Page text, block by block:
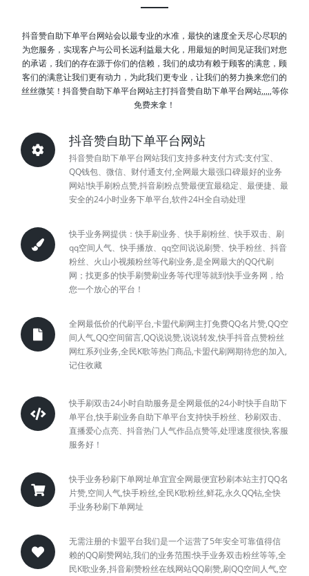
抖音赞自助下单平台网站会以最专业的水准，最快的速度全天尽心尽职的
为您服务，实现客户与公司长远利益最大化，用最短的时间见证我们对您
的承诺，我们的存在源于你们的信赖，我们的成功有赖于顾客的满意，顾
客们的满意让我们更有动力，为此我们更专业，让我们的努力换来您们的
丝丝微笑！抖音赞自助下单平台网站主打抖音赞自助下单平台网站,,,,,等你
免费来拿！
抖音赞自助下单平台网站
抖音赞自助下单平台网站我们支持多种支付方式:支付宝、
QQ钱包、微信、财付通支付,全网最大最强口碑最好的业务
网站!快手刷粉点赞,抖音刷粉点赞最便宜最稳定、最便捷、最
安全的24小时业务下单平台,软件24H全自动处理
快手业务网提供：快手刷业务、快手刷粉丝、快手双击、刷
qq空间人气、快手播放、qq空间说说刷赞、快手粉丝、抖音
粉丝、火山小视频粉丝等代刷业务,是全网最大的QQ代刷
网；找更多的快手刷赞刷业务等代理等就到快手业务网，给
您一个放心的平台！
全网最低价的代刷平台,卡盟代刷网主打免费QQ名片赞,QQ空
间人气,QQ空间留言,QQ说说赞,说说转发,快手抖音点赞粉丝
网红系列业务,全民K歌等热门商品,卡盟代刷网期待您的加入,
记住收藏
快手刷双击24小时自助服务是全网最低的24小时快手自助下
单平台,快手刷业务自助下单平台支持快手粉丝、秒刷双击、
直播爱心点亮、抖音热门人气作品点赞等,处理速度很快,客服
服务好！
快手业务秒刷下单网址单宜宜全网最便宜秒刷本站主打QQ名
片赞,空间人气,快手粉丝,全民K歌粉丝,鲜花,永久QQ钻,全快
手业务秒刷下单网址
无需注册的卡盟平台我们是一个运营了5年安全可靠值得信
赖的QQ刷赞网站,我们的业务范围:快手业务双击粉丝等等,全
民K歌业务,抖音刷赞粉丝在线网站QQ刷赞,刷QQ空间人气,空